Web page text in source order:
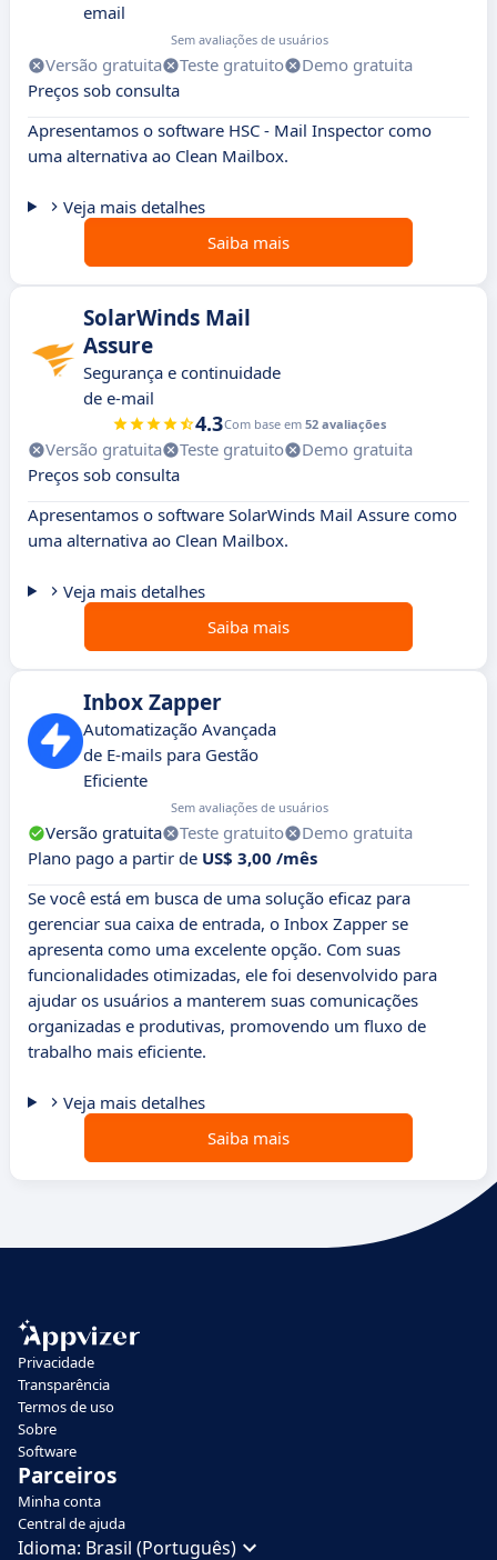
email
Sem avaliações de usuários
Versão gratuita Teste gratuito
Demo gratuita
Preços sob consulta
Apresentamos o software HSC - Mail Inspector como
uma alternativa ao Clean Mailbox.
Veja mais detalhes
Saiba mais
SolarWinds Mail
Assure
Segurança e continuidade
de e-mail
4.3Com base em 52 avaliações
Versão gratuita Teste gratuito
Demo gratuita
Preços sob consulta
Apresentamos o software SolarWinds Mail Assure como
uma alternativa ao Clean Mailbox.
Veja mais detalhes
Saiba mais
Inbox Zapper
Automatização Avançada
de E-mails para Gestão
Eficiente
Sem avaliações de usuários
Versão gratuita Teste gratuito
Demo gratuita
Plano pago a partir de US$ 3,00 /mês
Se você está em busca de uma solução eficaz para
gerenciar sua caixa de entrada, o Inbox Zapper se
apresenta como uma excelente opção. Com suas
funcionalidades otimizadas, ele foi desenvolvido para
ajudar os usuários a manterem suas comunicações
organizadas e produtivas, promovendo um fluxo de
trabalho mais eficiente.
Veja mais detalhes
Saiba mais
Privacidade
Transparência
Termos de uso
Sobre
Software
Parceiros
Minha conta
Central de ajuda
Idioma: Brasil (Português)